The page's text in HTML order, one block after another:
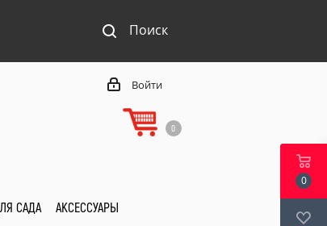
Поиск
Войти
0
САДА АКСЕССУАРЫ
0